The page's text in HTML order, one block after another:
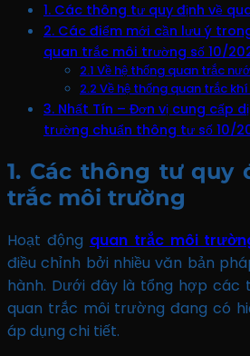
1. Các thông tư quy định về
2. Các điểm mới cần lưu ý
quan trắc môi trường số 10/
2.1 Về hệ thống quan trắc
2.2 Về hệ thống quan trắc
3. Nhất Tín – Đơn vị cung cấp
trường chuẩn thông tư số 10/
1. Các thông tư quy
trắc môi trường
Hoạt động quan trắc môi
điều chỉnh bởi nhiều văn bản
hành. Dưới đây là tổng hợp các
quan trắc môi trường đang có
áp dụng chi tiết.